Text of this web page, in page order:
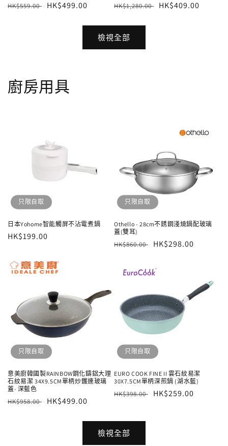
定
HK$559.00
售
HK$499.00
定
HK$1,280.00
售
HK$409.00
檢視全部
廚房用具
只限自取
日本Yohome智能觸屏不沾電煮鍋
定
HK$199.00
只限自取
Othello - 28cm不銹鋼淺燒鍋配玻璃
蓋(雙耳)
定
HK$860.00
售
HK$298.00
只限自取
意美廚韓國製RAINBOW鋼化鑄鋁大理
石紋易潔 34X9.5CM單柄炒鑊連玻璃
蓋- 深藍色
定
HK$958.00
售
HK$499.00
只限自取
EURO COOK FINE II 雲石紋易潔
30X7.5CM單柄深煎鍋 (湖水藍)
定
HK$398.00
售
HK$259.00
檢視全部